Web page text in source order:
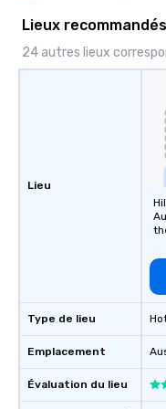
Lieux recommandés
24 autres lieux
Lieu
Type de lieu
Emplacement
Évaluation du lieu